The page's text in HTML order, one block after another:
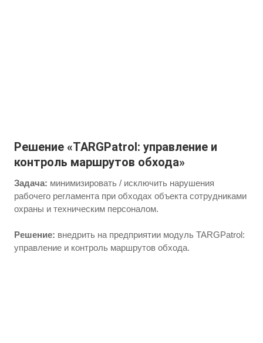
Решение «TARGPatrol: управление и
контроль маршрутов обхода»
Задача: минимизировать / исключить нарушения
рабочего регламента при обходах объекта сотрудниками
охраны и техническим персоналом.
Решение: внедрить на предприятии модуль TARGPatrol:
управление и контроль маршрутов обхода.